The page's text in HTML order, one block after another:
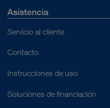
Difusor de irrigación
Abrir vista general
Asistencia
Servicio al cliente
Contacto
Instrucciones de uso
Soluciones de financiación